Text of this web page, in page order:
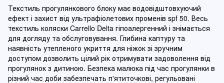
Текстиль прогулянкового блоку має водовідштовхуючий
ефект і захист від ультрафіолетових променів spf 50. Весь
текстиль коляски Carrello Delta гіпоалергенний і знімається
для догляду та обслуговування. Глибина каптуру та
наявність утепленого укриття для ніжок зі зручним
доступом дозволить цілий рік отримувати задоволення від
прогулянок з дитиною. Безпека малюка під час прогулянки в
різний час доби забезпечать п'ятиточкові, регульовані